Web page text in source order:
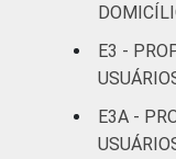
E3 -
E3A -